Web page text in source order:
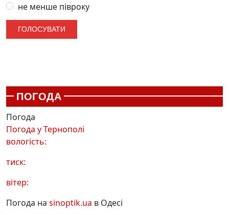
не менше півроку
ПОГОДА
Погода
Погода уТернополі
вологість:
тиск:
вітер:
Погода на sinoptik.ua в Одесі